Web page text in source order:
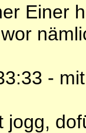
Einer
-
jogg,